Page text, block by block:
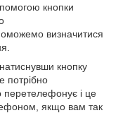
кнопки
визначитися
кнопку
і це
якщо вам так